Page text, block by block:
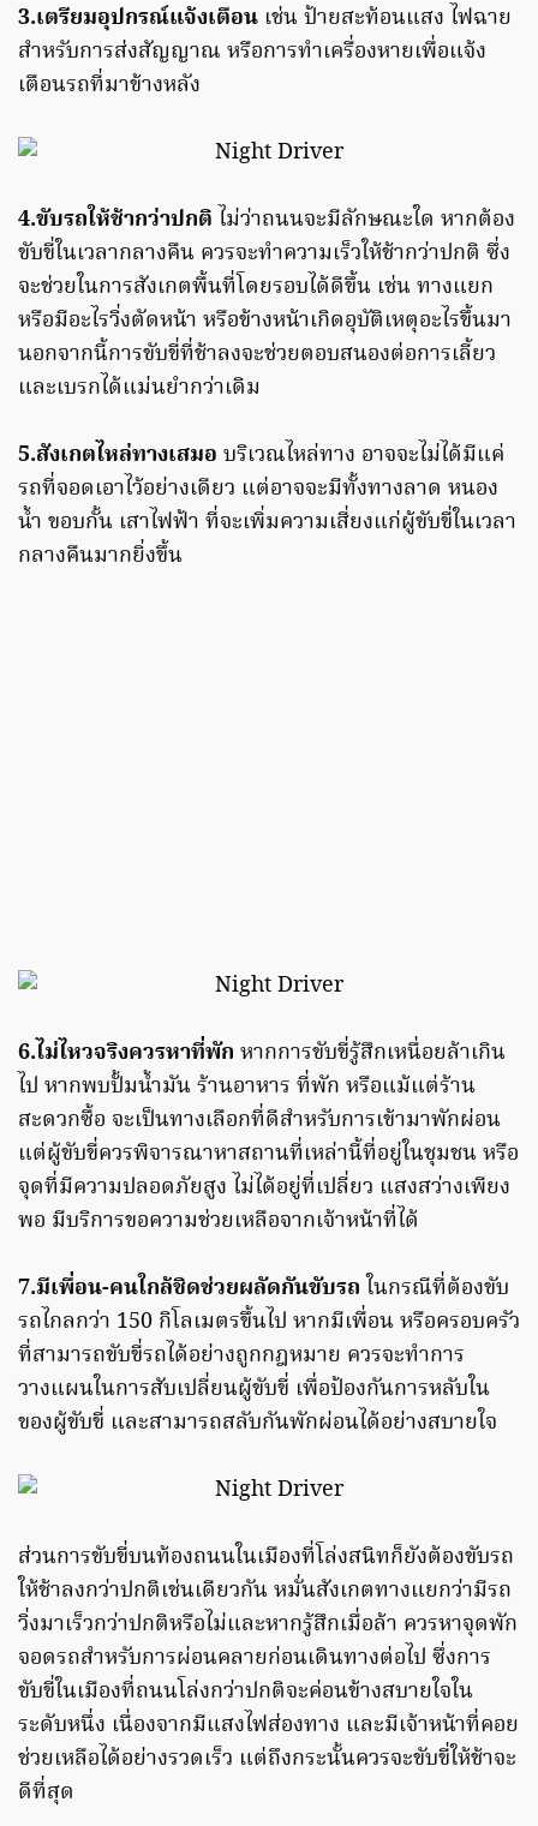
3.เตรียมอุปกรณ์แจ้งเตือน เช่น ป้ายสะท้อนแสง ไฟฉาย
สำหรับการส่งสัญญาณ หรือการทำเครื่องหายเพื่อแจ้ง
เตือนรถที่มาข้างหลัง
4.ขับรถให้ช้ากว่าปกติ ไม่ว่าถนนจะมีลักษณะใด หากต้อง
ขับขี่ในเวลากลางคืน ควรจะทำความเร็วให้ช้ากว่าปกติ ซึ่ง
จะช่วยในการสังเกตพื้นที่โดยรอบได้ดีขึ้น เช่น ทางแยก
หรือมีอะไรวิ่งตัดหน้า หรือข้างหน้าเกิดอุบัติเหตุอะไรขึ้นมา
นอกจากนี้การขับขี่ที่ช้าลงจะช่วยตอบสนองต่อการเลี้ยว
และเบรกได้แม่นยำกว่าเดิม
5.สังเกตไหล่ทางเสมอ บริเวณไหล่ทาง อาจจะไม่ได้มีแค่
รถที่จอดเอาไว้อย่างเดียว แต่อาจจะมีทั้งทางลาด หนอง
น้ำ ขอบกั้น เสาไฟฟ้า ที่จะเพิ่มความเสี่ยงแก่ผู้ขับขี่ในเวลา
กลางคืนมากยิ่งขึ้น
6.ไม่ไหวจริงควรหาที่พัก หากการขับขี่รู้สึกเหนื่อยล้าเกิน
ไป หากพบปั้มน้ำมัน ร้านอาหาร ที่พัก หรือแม้แต่ร้าน
สะดวกซื้อ จะเป็นทางเลือกที่ดีสำหรับการเข้ามาพักผ่อน
แต่ผู้ขับขี่ควรพิจารณาหาสถานที่เหล่านี้ที่อยู่ในชุมชน หรือ
จุดที่มีความปลอดภัยสูง ไม่ได้อยู่ที่เปลี่ยว แสงสว่างเพียง
พอ มีบริการขอความช่วยเหลือจากเจ้าหน้าที่ได้
7.มีเพื่อน-คนใกล้ชิดช่วยผลัดกันขับรถ ในกรณีที่ต้องขับ
รถไกลกว่า 150 กิโลเมตรขึ้นไป หากมีเพื่อน หรือครอบครัว
ที่สามารถขับขี่รถได้อย่างถูกกฎหมาย ควรจะทำการ
วางแผนในการสับเปลี่ยนผู้ขับขี่ เพื่อป้องกันการหลับใน
ของผู้ขับขี่ และสามารถสลับกันพักผ่อนได้อย่างสบายใจ
ส่วนการขับขี่บนท้องถนนในเมืองที่โล่งสนิทก็ยังต้องขับรถ
ให้ช้าลงกว่าปกติเช่นเดียวกัน หมั่นสังเกตทางแยกว่ามีรถ
วิ่งมาเร็วกว่าปกติหรือไม่และหากรู้สึกเมื่อล้า ควรหาจุดพัก
จอดรถสำหรับการผ่อนคลายก่อนเดินทางต่อไป ซึ่งการ
ขับขี่ในเมืองที่ถนนโล่งกว่าปกติจะค่อนข้างสบายใจใน
ระดับหนึ่ง เนื่องจากมีแสงไฟส่องทาง และมีเจ้าหน้าที่คอย
ช่วยเหลือได้อย่างรวดเร็ว แต่ถึงกระนั้นควรจะขับขี่ให้ช้าจะ
ดีที่สุด